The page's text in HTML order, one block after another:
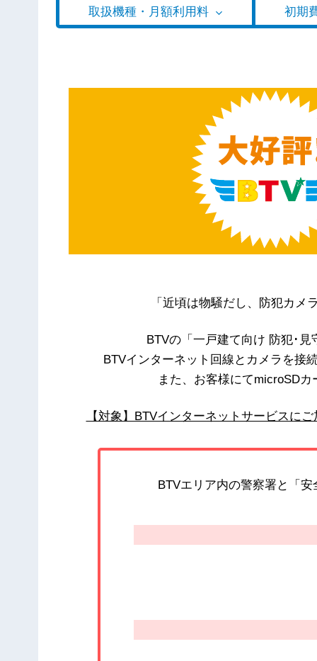
取扱機種・月額利用料 初期
「近頃は物騒だし、防犯カ
BTVの「一戸建て向け 防犯･
BTVインターネット回線とカメラを接
また、お客様にてmicroSD
【対象】BTVインターネットサービスに
BTVエリア内の警察署と「